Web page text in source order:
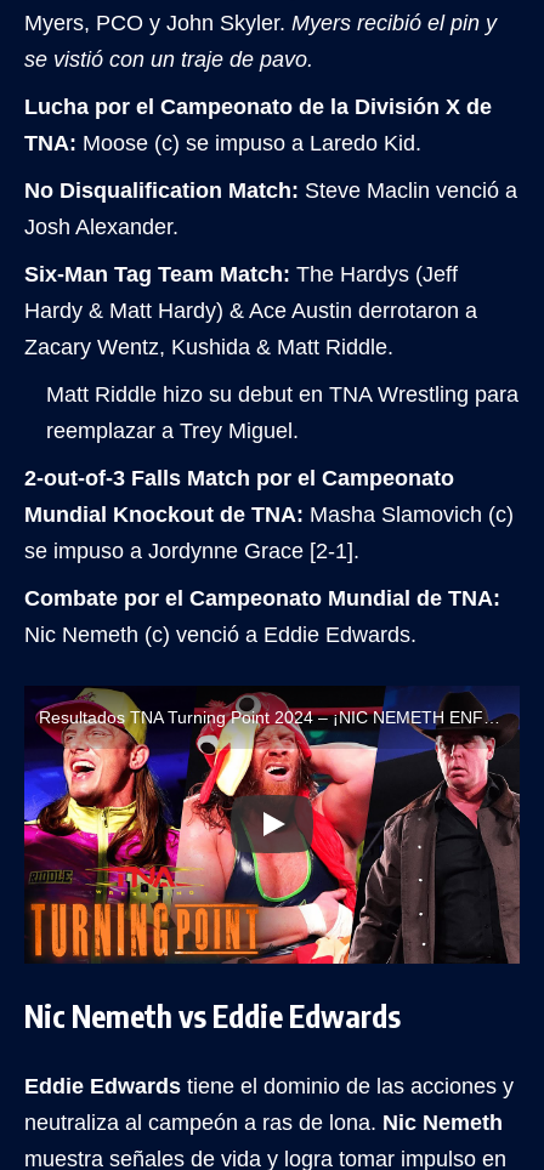
Myers, PCO y John Skyler. Myers recibió el pin y
se vistió con un traje de pavo.
Lucha por el Campeonato de la División X de
TNA: Moose (c) se impuso a Laredo Kid.
No Disqualification Match: Steve Maclin venció a
Josh Alexander.
Six-Man Tag Team Match: The Hardys (Jeff
Hardy & Matt Hardy) & Ace Austin derrotaron a
Zacary Wentz, Kushida & Matt Riddle.
Matt Riddle hizo su debut en TNA Wrestling para
reemplazar a Trey Miguel.
2-out-of-3 Falls Match por el Campeonato
Mundial Knockout de TNA: Masha Slamovich (c)
se impuso a Jordynne Grace [2-1].
Combate por el Campeonato Mundial de TNA:
Nic Nemeth (c) venció a Eddie Edwards.
Resultados TNA Turning Point 2024 – ¡NIC NEMETH ENFRENTA A EDDIE EDWARDS!
Nic Nemeth vs Eddie Edwards
Eddie Edwards tiene el dominio de las acciones y
neutraliza al campeón a ras de lona. Nic Nemeth
muestra señales de vida y logra tomar impulso en